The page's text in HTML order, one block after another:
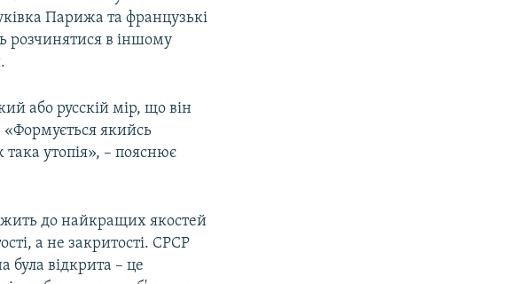
Парижа та французькі
розчинятися в іншому
або русскій мір, що він
«Формується якийсь
утопія», – пояснює
до найкращих якостей
а не закритості. СРСР
була відкрита – це